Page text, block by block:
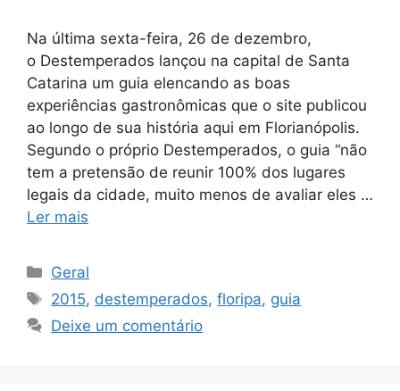
Na última sexta-feira, 26 de dezembro,
o Destemperados lançou na capital de Santa
Catarina um guia elencando as boas
experiências gastronômicas que o site publicou
ao longo de sua história aqui em Florianópolis.
Segundo o próprio Destemperados, o guia “não
tem a pretensão de reunir 100% dos lugares
legais da cidade, muito menos de avaliar eles …
Ler mais
Categorias
Geral
Tags
2015, destemperados,floripa, guia
Deixe um comentário